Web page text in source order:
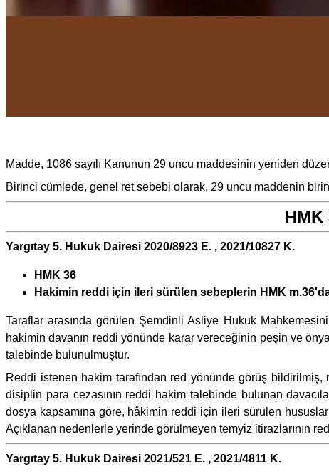
Madde, 1086 sayılı Kanunun 29 uncu maddesinin yeniden
Birinci cümlede, genel ret sebebi olarak, 29 uncu maddenin
HMK
Yargıtay 5. Hukuk Dairesi 2020/8923 E. , 2021/10827 K.
HMK 36
Hakimin reddi için ileri sürülen sebeplerin HMK
Taraflar arasında görülen Şemdinli Asliye Hukuk
hakimin davanın reddi yönünde karar vereceğinin peşin ve
talebinde bulunulmuştur.
Reddi istenen hakim tarafından red yönünde görüş
disiplin para cezasının reddi hakim talebinde bulunan
dosya kapsamına göre, hâkimin reddi için ileri sürülen hususlar
Açıklanan nedenlerle yerinde görülmeyen temyiz itirazlarının
Yargıtay 5. Hukuk Dairesi 2021/521 E. , 2021/4811 K.